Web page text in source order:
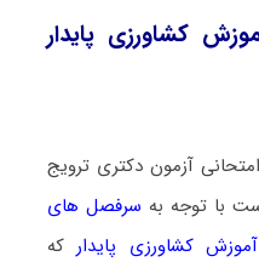
ﻛﺸﺎورزی ﭘﺎﻳﺪار
آزمون دکتری ﺗﺮوﻳﺞ
با توجه به سرفصل های
ﻛﺸﺎورزی ﭘﺎﻳﺪار که